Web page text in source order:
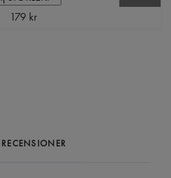
179 kr
RECENSIONER